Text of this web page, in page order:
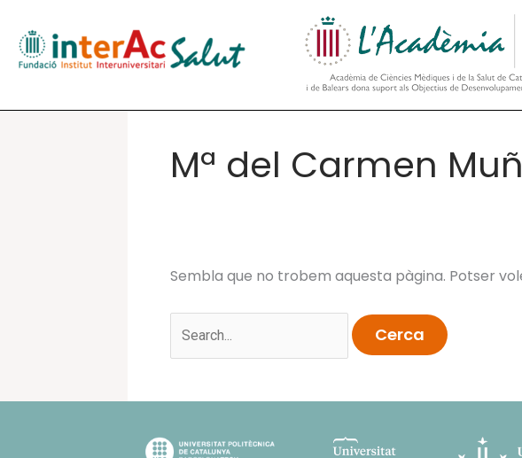
contingut
Mª del Carmen
Sembla que no trobem aquesta pàgina. Potser